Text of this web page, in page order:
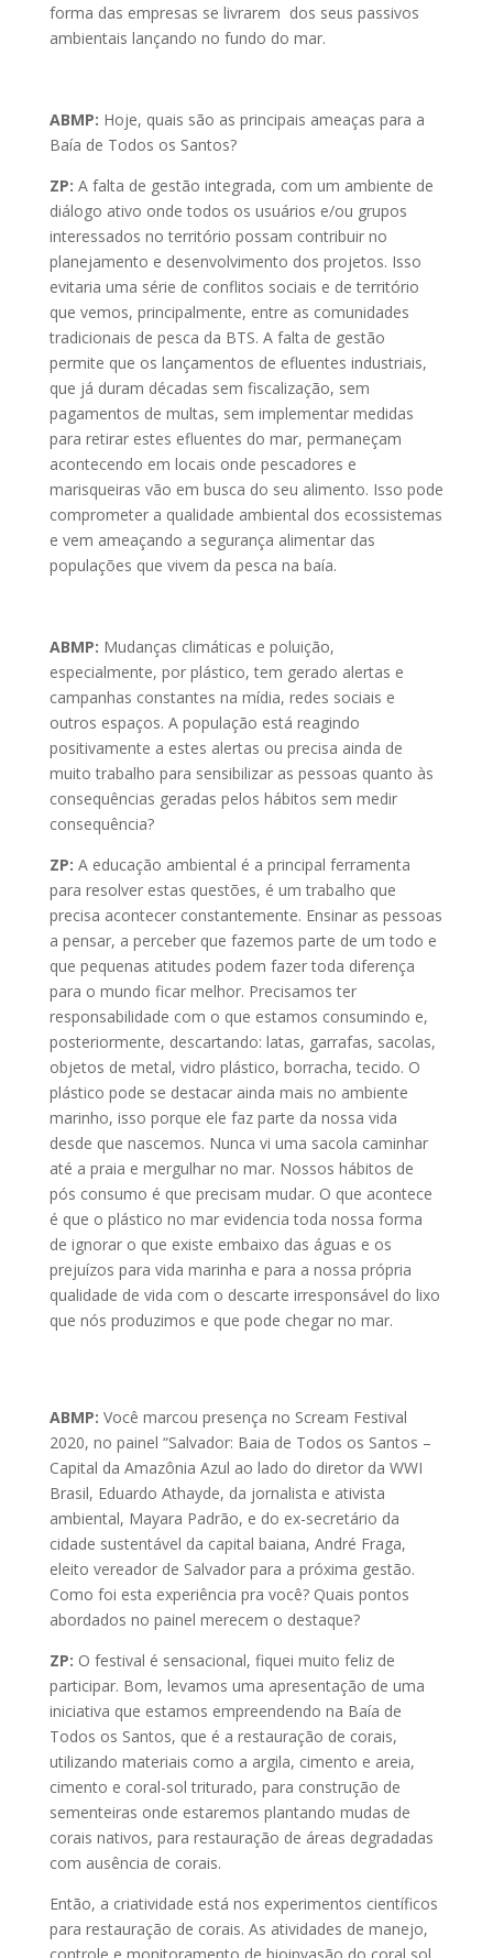
forma das empresas se livrarem dos seus passivos
ambientais lançando no fundo do mar.
ABMP: Hoje, quais são as principais ameaças para a
Baía de Todos os Santos?
ZP: A falta de gestão integrada, com um ambiente de
diálogo ativo onde todos os usuários e/ou grupos
interessados no território possam contribuir no
planejamento e desenvolvimento dos projetos. Isso
evitaria uma série de conflitos sociais e de território
que vemos, principalmente, entre as comunidades
tradicionais de pesca da BTS. A falta de gestão
permite que os lançamentos de efluentes industriais,
que já duram décadas sem fiscalização, sem
pagamentos de multas, sem implementar medidas
para retirar estes efluentes do mar, permaneçam
acontecendo em locais onde pescadores e
marisqueiras vão em busca do seu alimento. Isso pode
comprometer a qualidade ambiental dos ecossistemas
e vem ameaçando a segurança alimentar das
populações que vivem da pesca na baía.
ABMP: Mudanças climáticas e poluição,
especialmente, por plástico, tem gerado alertas e
campanhas constantes na mídia, redes sociais e
outros espaços. A população está reagindo
positivamente a estes alertas ou precisa ainda de
muito trabalho para sensibilizar as pessoas quanto às
consequências geradas pelos hábitos sem medir
consequência?
ZP: A educação ambiental é a principal ferramenta
para resolver estas questões, é um trabalho que
precisa acontecer constantemente. Ensinar as pessoas
a pensar, a perceber que fazemos parte de um todo e
que pequenas atitudes podem fazer toda diferença
para o mundo ficar melhor. Precisamos ter
responsabilidade com o que estamos consumindo e,
posteriormente, descartando: latas, garrafas, sacolas,
objetos de metal, vidro plástico, borracha, tecido. O
plástico pode se destacar ainda mais no ambiente
marinho, isso porque ele faz parte da nossa vida
desde que nascemos. Nunca vi uma sacola caminhar
até a praia e mergulhar no mar. Nossos hábitos de
pós consumo é que precisam mudar. O que acontece
é que o plástico no mar evidencia toda nossa forma
de ignorar o que existe embaixo das águas e os
prejuízos para vida marinha e para a nossa própria
qualidade de vida com o descarte irresponsável do lixo
que nós produzimos e que pode chegar no mar.
ABMP: Você marcou presença no Scream Festival
2020, no painel “Salvador: Baia de Todos os Santos –
Capital da Amazônia Azul ao lado do diretor da WWI
Brasil, Eduardo Athayde, da jornalista e ativista
ambiental, Mayara Padrão, e do ex-secretário da
cidade sustentável da capital baiana, André Fraga,
eleito vereador de Salvador para a próxima gestão.
Como foi esta experiência pra você? Quais pontos
abordados no painel merecem o destaque?
ZP: O festival é sensacional, fiquei muito feliz de
participar. Bom, levamos uma apresentação de uma
iniciativa que estamos empreendendo na Baía de
Todos os Santos, que é a restauração de corais,
utilizando materiais como a argila, cimento e areia,
cimento e coral-sol triturado, para construção de
sementeiras onde estaremos plantando mudas de
corais nativos, para restauração de áreas degradadas
com ausência de corais.
Então, a criatividade está nos experimentos científicos
para restauração de corais. As atividades de manejo,